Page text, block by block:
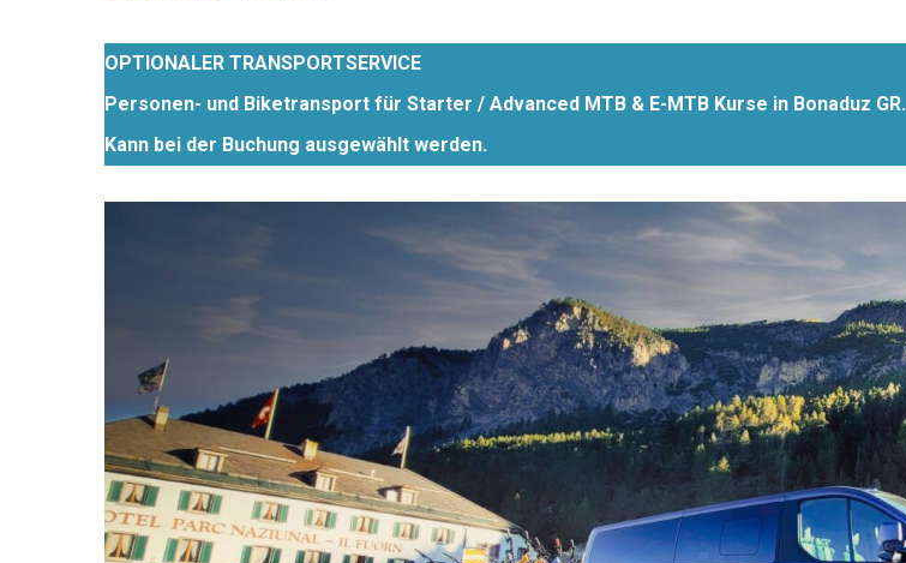
OPTIONALER TRANSPORTSERVICE
Personen- und Biketransport für Starter / Advanced MTB & E-MTB Kurse in Bonaduz GR.
Kann bei der Buchung ausgewählt werden.